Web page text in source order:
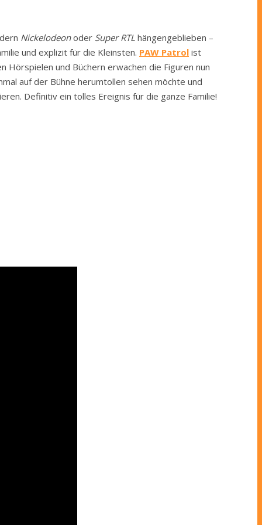
Nickelodeonoder Super RTL hängengeblieben –
und explizit für die Kleinsten. PAW Patrol ist
und Büchern erwachen die Figuren nun
auf der Bühne herumtollen sehen möchte und
Definitiv ein tolles Ereignis für die ganze Familie!